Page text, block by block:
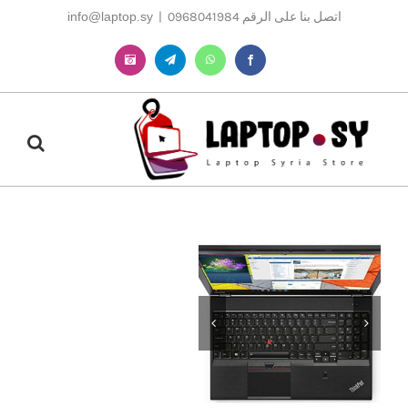
اتصل بنا على الرقم 0968041984 |
info@laptop.sy
Facebook
WhatsApp
Telegram
Instagram